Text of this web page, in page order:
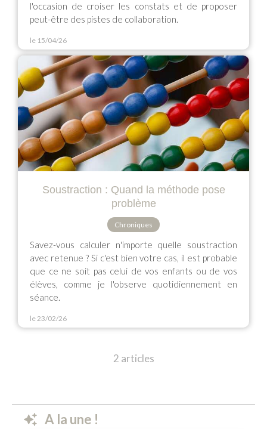
l'occasion de croiser les constats et de proposer
peut-être des pistes de collaboration.
le 15/04/26
Soustraction : Quand la méthode pose
problème
Chroniques
Savez-vous calculer n'importe quelle soustraction
avec retenue ? Si c'est bien votre cas, il est probable
que ce ne soit pas celui de vos enfants ou de vos
élèves, comme je l'observe quotidiennement en
séance.
le 23/02/26
2 articles
A la une !